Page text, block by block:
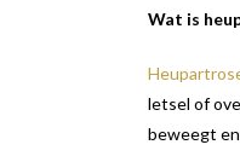
Wat is
letsel of
beweegt